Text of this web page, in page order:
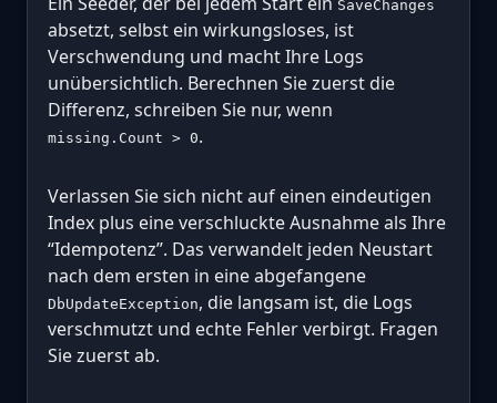
SaveChanges
absetzt, selbst ein wirkungsloses, ist
Verschwendung und macht Ihre Logs
unübersichtlich. Berechnen Sie zuerst die
Differenz, schreiben Sie nur, wenn
missing.Count > 0.
Verlassen Sie sich nicht auf einen eindeutigen
Index plus eine verschluckte Ausnahme als Ihre
“Idempotenz”. Das verwandelt jeden Neustart
nach dem ersten in eine abgefangene
DbUpdateException, die langsam ist, die Logs
verschmutzt und echte Fehler verbirgt. Fragen
Sie zuerst ab.